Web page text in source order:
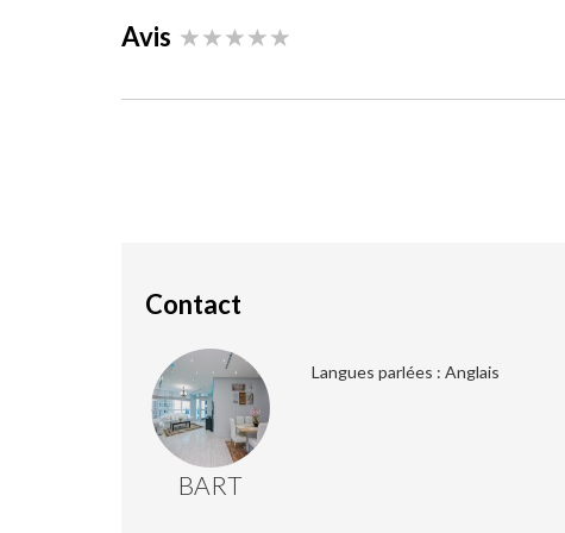
Avis
Contact
BART
Langues parlées : Anglais